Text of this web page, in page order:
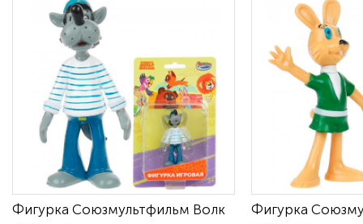
Фигурка Союзмультфильм Волк Фигурка